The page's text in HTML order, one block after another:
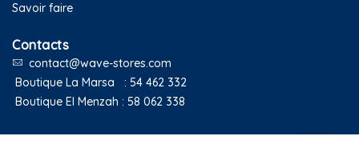
Savoir faire
Contacts
contact@wave-stores.com
Boutique La Marsa : 54 462 332
Boutique El Menzah : 58 062 338